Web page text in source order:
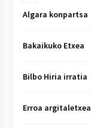
Algara konpartsa
Bakaikuko Etxea
Bilbo Hiria irratia
Erroa argitaletxea